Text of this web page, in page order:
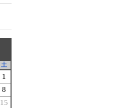
土
1
8
15